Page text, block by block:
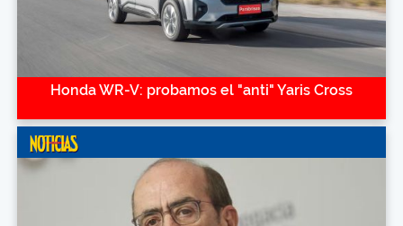
Honda WR-V: probamos el "anti" Yaris Cross